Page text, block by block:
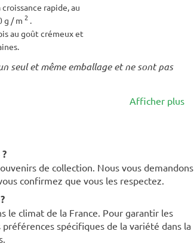
rapide, au
g / m 2.
au goût crémeux et
seul et même emballage et ne sont pas
Afficher plus
de collection. Nous vous demandons
confirmez que vous les respectez.
le climat de la France. Pour garantir les
spécifiques de la variété dans la